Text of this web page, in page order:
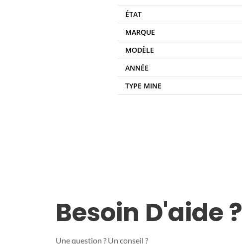
ÉTAT
MARQUE
MODÈLE
ANNÉE
TYPE MINE
Besoin D'aide ?
Une question ? Un conseil ?